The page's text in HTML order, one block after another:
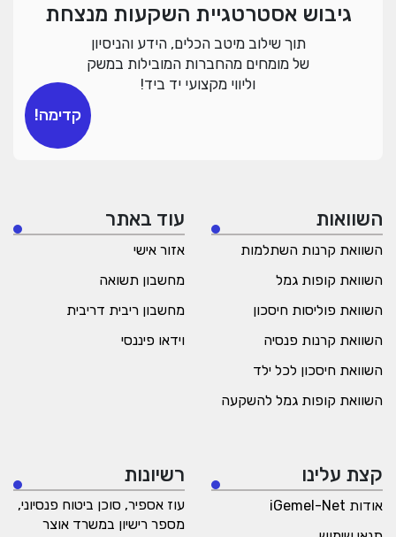
גיבוש אסטרטגיית השקעות מנצחת
תוך שילוב מיטב הכלים, הידע והניסיון
של מומחים מהחברות המובילות במשק
וליווי מקצועי יד ביד!
קדימה!
השוואות
השוואת קרנות השתלמות
השוואת קופות גמל
השוואת פוליסות חיסכון
השוואת קרנות פנסיה
השוואת חיסכון לכל ילד
השוואת קופות גמל להשקעה
עוד באתר
אזור אישי
מחשבון תשואה
מחשבון ריבית דריבית
וידאו פיננסי
קצת עלינו
אודות iGemel-Net
רשיונות
עוז אספיר, סוכן ביטוח פנסיוני,
מספר רישיון במשרד אוצר